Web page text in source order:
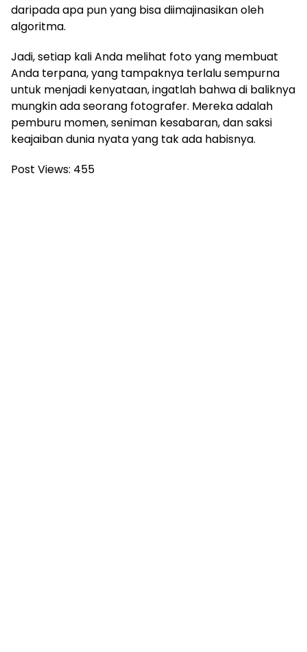
daripada apa pun yang bisa diimajinasikan oleh
algoritma.
Jadi, setiap kali Anda melihat foto yang membuat
Anda terpana, yang tampaknya terlalu sempurna
untuk menjadi kenyataan, ingatlah bahwa di baliknya
mungkin ada seorang fotografer. Mereka adalah
pemburu momen, seniman kesabaran, dan saksi
keajaiban dunia nyata yang tak ada habisnya.
Post Views: 455